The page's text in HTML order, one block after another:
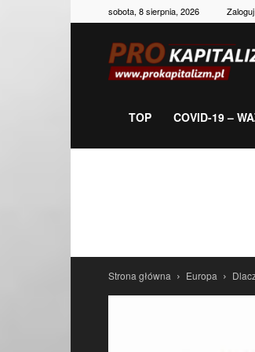
sobota, 8 sierpnia, 2026
TOP COVID-19 –
Strona główna Europa